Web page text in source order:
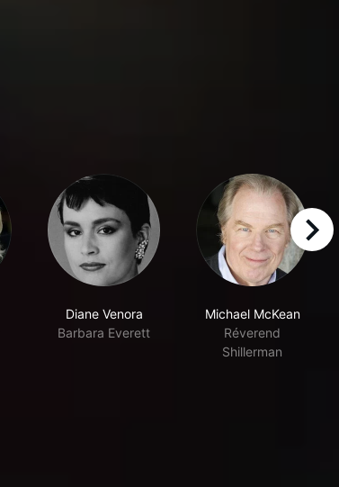
Diane Venora
Barbara Everett
Michael McKean
Réverend
Shillerman
right